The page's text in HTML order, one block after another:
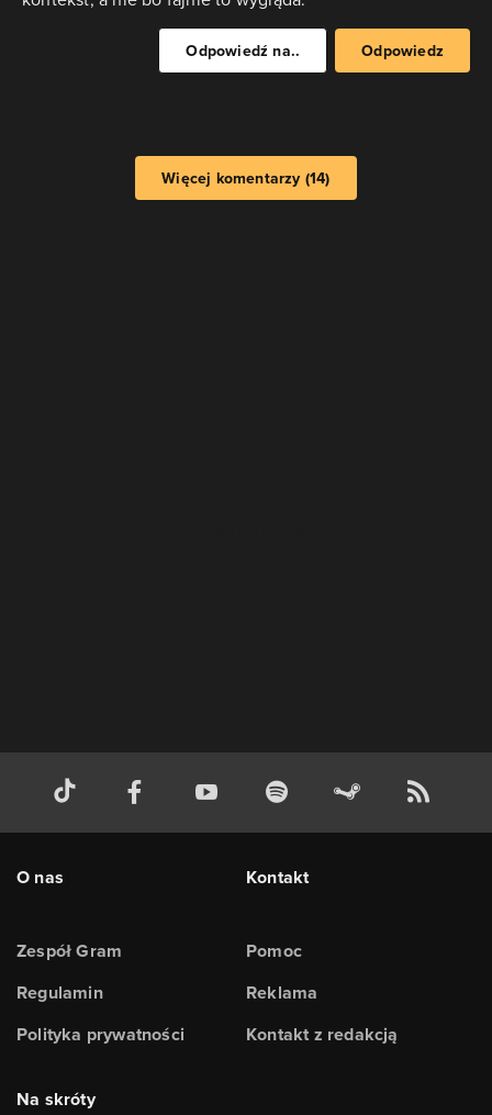
Odpowiedź na.. Odpowiedz
Więcej komentarzy (14)
O nas
Zespół Gram
Regulamin
Polityka prywatności
Kontakt
Pomoc
Reklama
Kontakt z redakcją
Na skróty